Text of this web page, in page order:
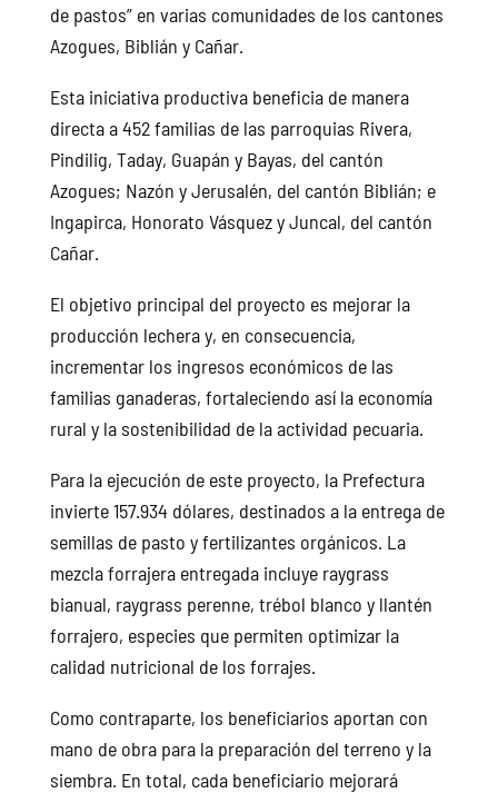
de pastos” en varias comunidades de los cantones
Azogues, Biblián y Cañar.
Esta iniciativa productiva beneficia de manera
directa a 452 familias de las parroquias Rivera,
Pindilig, Taday, Guapán y Bayas, del cantón
Azogues; Nazón y Jerusalén, del cantón Biblián; e
Ingapirca, Honorato Vásquez y Juncal, del cantón
Cañar.
El objetivo principal del proyecto es mejorar la
producción lechera y, en consecuencia,
incrementar los ingresos económicos de las
familias ganaderas, fortaleciendo así la economía
rural y la sostenibilidad de la actividad pecuaria.
Para la ejecución de este proyecto, la Prefectura
invierte 157.934 dólares, destinados a la entrega de
semillas de pasto y fertilizantes orgánicos. La
mezcla forrajera entregada incluye raygrass
bianual, raygrass perenne, trébol blanco y llantén
forrajero, especies que permiten optimizar la
calidad nutricional de los forrajes.
Como contraparte, los beneficiarios aportan con
mano de obra para la preparación del terreno y la
siembra. En total, cada beneficiario mejorará